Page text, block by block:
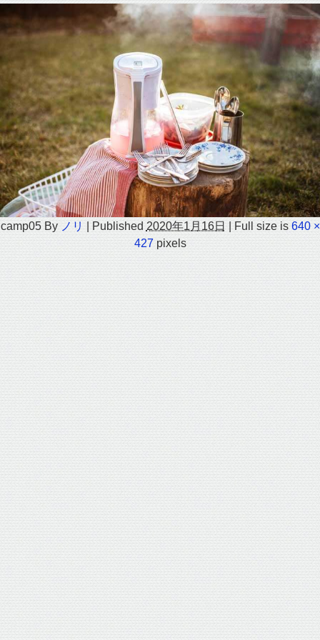
camp05 By ノリ Published 2020年1月16日 Full size is 640 ×
427pixels